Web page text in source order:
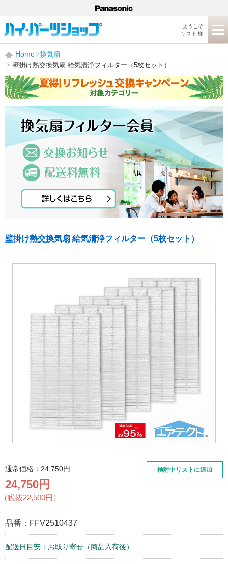
ようこそ
ゲスト 様
Home
換気扇
壁掛け熱交換気扇 給気清浄フィルター（5枚セット）
壁掛け熱交換気扇 給気清浄フィルター（5枚セット）
通常価格： 24,750円
24,750円
（税抜22,500円）
品番： FFV2510437
配送日目安：お取り寄せ（商品入荷後）
検討中リストに追加